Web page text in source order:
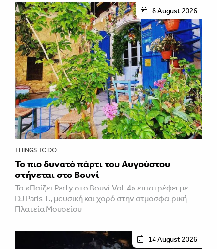
8 August 2026
THINGS TO DO
Το πιο δυνατό πάρτι του Αυγούστου
στήνεται στο Βουνί
Το «Παίζει Party στο Βουνί Vol. 4» επιστρέφει με
DJ Paris T., μουσική και χορό στην ατμοσφαιρική
Πλατεία Μουσείου
14 August 2026